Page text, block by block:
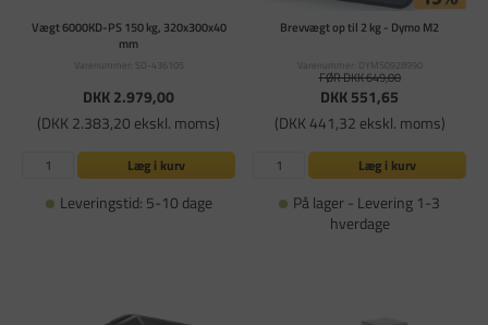
Vægt 6000KD-PS 150 kg, 320x300x40
mm
Varenummer: SD-436105
DKK 2.979,00
(DKK 2.383,20 ekskl. moms)
Læg i kurv
Leveringstid: 5-10 dage
Brevvægt op til 2 kg - Dymo M2
Varenummer: DYMS0928990
FØR DKK 649,00
DKK 551,65
(DKK 441,32 ekskl. moms)
Læg i kurv
På lager - Levering 1-3
hverdage